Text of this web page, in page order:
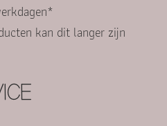
kan dit langer zijn